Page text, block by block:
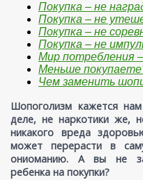
Покупка – не
Покупка – не
Покупка – не
Покупка – не
Мир потребления
Меньше
Чем заменить
Шопоголизм кажется
деле, не наркотики же,
никакого вреда
может перерасти в
ониоманию. А вы не
ребенка на покупки?